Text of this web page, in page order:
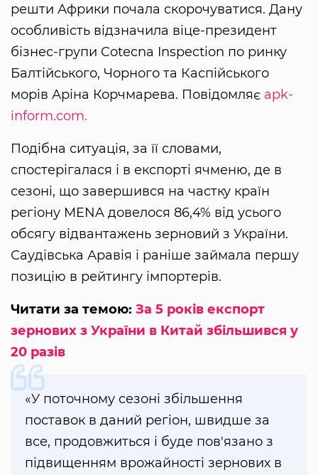
решти Африки почала скорочуватися. Дану
особливість відзначила віце-президент
бізнес-групи Cotecna Inspection по ринку
Балтійського, Чорного та Каспійського
морів Аріна Корчмарева. Повідомляє apk-
inform.com.
Подібна ситуація, за її словами,
спостерігалася і в експорті ячменю, де в
сезоні, що завершився на частку країн
регіону MENA довелося 86,4% від усього
обсягу відвантажень зерновий з України.
Саудівська Аравія і раніше займала першу
позицію в рейтингу імпортерів.
Читати за темою: За 5 років експорт
зернових з України в Китай збільшився у
20 разів
«У поточному сезоні збільшення
поставок в даний регіон, швидше за
все, продовжиться і буде пов'язано з
підвищенням врожайності зернових в